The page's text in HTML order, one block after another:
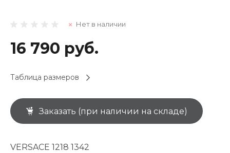
Нет в наличии
16 790 руб.
Таблица размеров
Заказать (при наличии на складе)
VERSACE 1218 1342